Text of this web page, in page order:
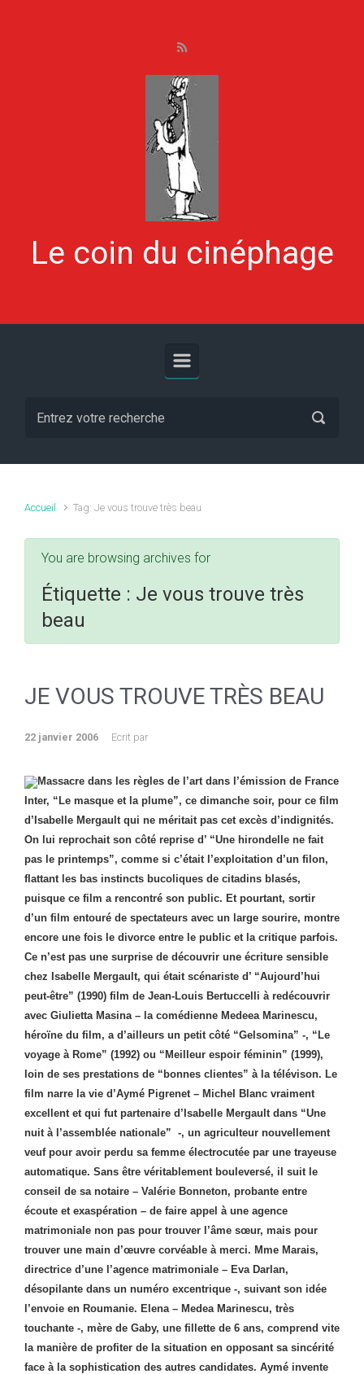
Le coin du cinéphage
Accueil Tag: Je vous trouve très beau
You are browsing archives for
Étiquette : Je vous trouve très
beau
JE VOUS TROUVE TRÈS BEAU
22 janvier 2006 Ecrit par
Massacre dans les règles de l’art dans l’émission de France
Inter, “Le masque et la plume”, ce dimanche soir, pour ce film
d’Isabelle Mergault qui ne méritait pas cet excès d’indignités.
On lui reprochait son côté reprise d’ “Une hirondelle ne fait
pas le printemps”, comme si c’était l’exploitation d’un filon,
flattant les bas instincts bucoliques de citadins blasés,
puisque ce film a rencontré son public. Et pourtant, sortir
d’un film entouré de spectateurs avec un large sourire, montre
encore une fois le divorce entre le public et la critique parfois.
Ce n’est pas une surprise de découvrir une écriture sensible
chez Isabelle Mergault, qui était scénariste d’ “Aujourd’hui
peut-être” (1990) film de Jean-Louis Bertuccelli à redécouvrir
avec Giulietta Masina – la comédienne Medeea Marinescu,
héroïne du film, a d’ailleurs un petit côté “Gelsomina” -, “Le
voyage à Rome” (1992) ou “Meilleur espoir féminin” (1999),
loin de ses prestations de “bonnes clientes” à la télévison. Le
film narre la vie d’Aymé Pigrenet – Michel Blanc vraiment
excellent et qui fut partenaire d’Isabelle Mergault dans “Une
nuit à l’assemblée nationale” -, un agriculteur nouvellement
veuf pour avoir perdu sa femme électrocutée par une trayeuse
automatique. Sans être véritablement bouleversé, il suit le
conseil de sa notaire – Valérie Bonneton, probante entre
écoute et exaspération – de faire appel à une agence
matrimoniale non pas pour trouver l’âme sœur, mais pour
trouver une main d’œuvre corvéable à merci. Mme Marais,
directrice d’une l’agence matrimoniale – Eva Darlan,
désopilante dans un numéro excentrique -, suivant son idée
l’envoie en Roumanie. Elena – Medea Marinescu, très
touchante -, mère de Gaby, une fillette de 6 ans, comprend vite
la manière de profiter de la situation en opposant sa sincérité
face à la sophistication des autres candidates. Aymé invente